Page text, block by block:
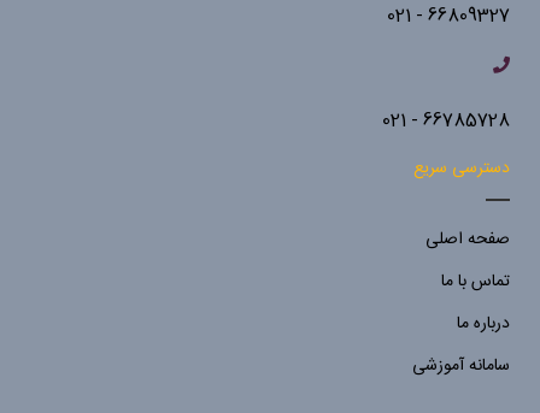
66809327 - 021
66785728 - 021
دسترسی سریع
صفحه اصلی
تماس با ما
درباره ما
سامانه آموزشی